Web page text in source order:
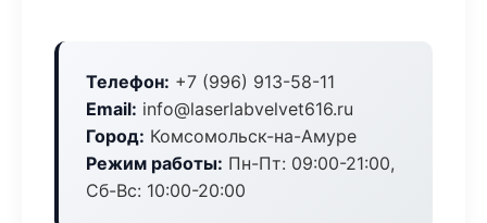
Телефон: +7 (996) 913-58-11
Email: info@laserlabvelvet616.ru
Город: Комсомольск-на-Амуре
Режим работы: Пн-Пт: 09:00-21:00,
Сб-Вс: 10:00-20:00